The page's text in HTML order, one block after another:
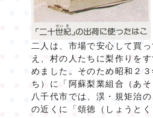
二人は、市場で安心して買
え、村の人たちに梨作りを
めました。そのため昭和２
ち）に「阿蘇梨業組合（あ
八千代市では、淏・規矩治
の近くに「頌徳（しょうと